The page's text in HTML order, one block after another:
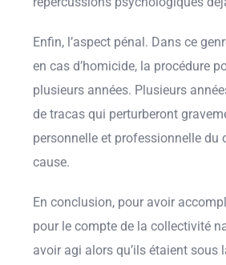
Enfin, l’aspect pénal. Dans ce
en cas d’homicide, la procédure
plusieurs années. Plusieurs
de tracas qui perturberont
personnelle et professionnelle du
cause.
En conclusion, pour avoir
pour le compte de la collectivité
avoir agi alors qu’ils étaient sous